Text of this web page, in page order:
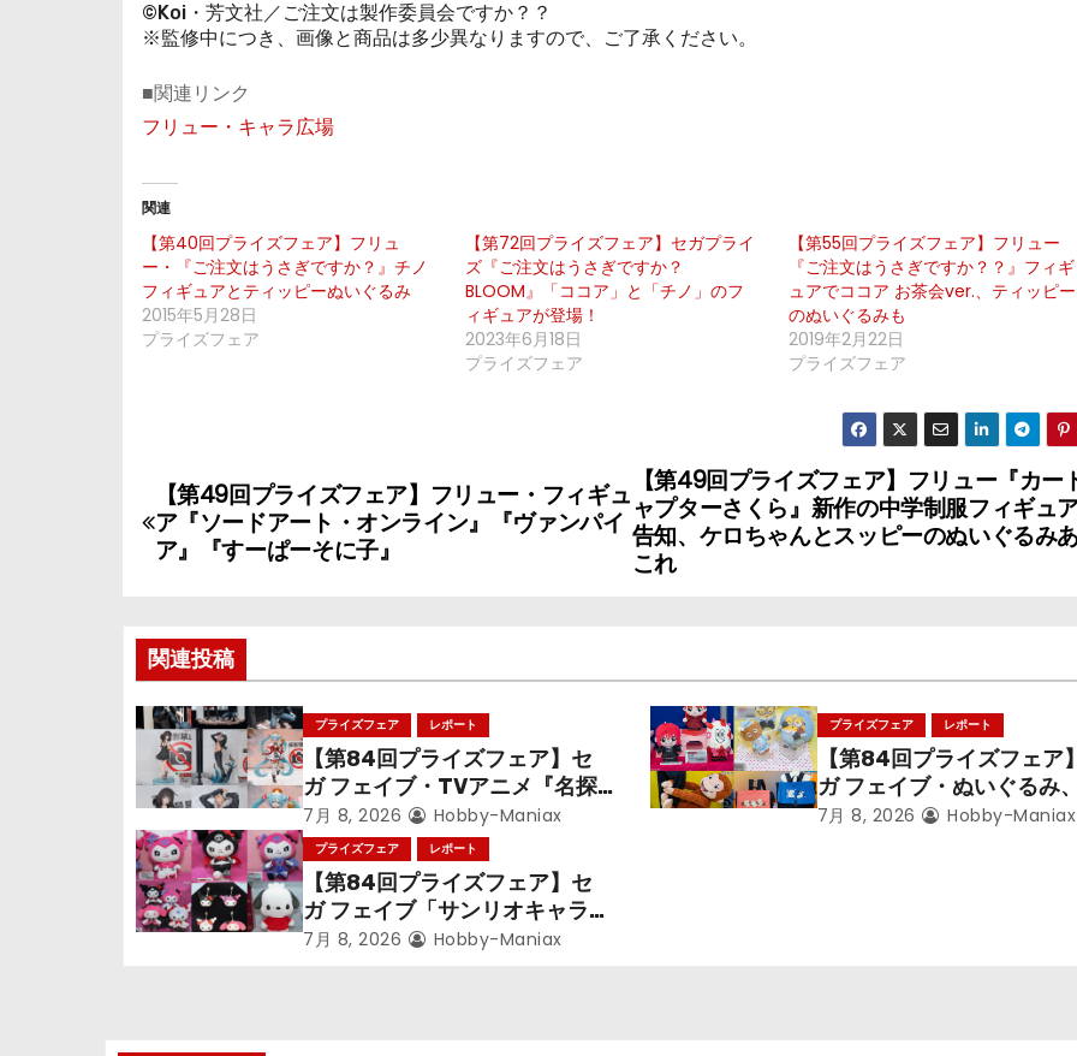
©Koi・芳文社／ご注文は製作委員会ですか？？
※監修中につき、画像と商品は多少異なりますので、ご了承ください。
■関連リンク
フリュー・キャラ広場
関連
【第40回プライズフェア】フリュ
ー・『ご注文はうさぎですか？』チノ
フィギュアとティッピーぬいぐるみ
2015年5月28日
プライズフェア
【第72回プライズフェア】セガプライ
ズ『ご注文はうさぎですか？
BLOOM』「ココア」と「チノ」のフ
ィギュアが登場！
2023年6月18日
プライズフェア
【第55回プライズフェア】フリュー
『ご注文はうさぎですか？？』フィギ
ュアでココア お茶会ver.、ティッピー
のぬいぐるみも
2019年2月22日
プライズフェア
投
稿
ビ
ゲ
ー
シ
ョ
ン
【第49回プライズフェア】フリュー『カー
ャプターさくら』新作の中学制服フィギュ
告知、ケロちゃんとスッピーのぬいぐるみ
これ
【第49回プライズフェア】フリュー・フィギュ
ア『ソードアート・オンライン』『ヴァンパイ
ア』『すーぱーそに子』
関連投稿
プライズフェア レポート
【第84回プライズフェア】セ
ガ フェイブ・TVアニメ『名探
偵コナン』TVアニメ『呪術廻
戦』『〈物語〉シリーズ』「初
音ミク」
7月 8, 2026 Hobby-Maniax
プライズフェア レポート
【第84回プライズフェア
ガ フェイブ・ぬいぐるみ
ズ『LiSA』『ミニオン』『
7月 8, 2026 Hobby-Maniax
プライズフェア レポート
【第84回プライズフェア】セ
ガ フェイブ「サンリオキャラク
ターズ」
7月 8, 2026 Hobby-Maniax